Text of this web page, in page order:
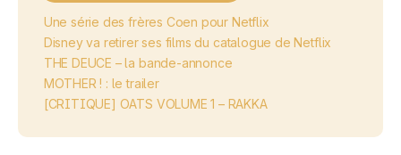
Une série des frères Coen pour Netflix
Disney va retirer ses films du catalogue de Netflix
THE DEUCE – la bande-annonce
MOTHER ! : le trailer
[CRITIQUE] OATS VOLUME 1 – RAKKA